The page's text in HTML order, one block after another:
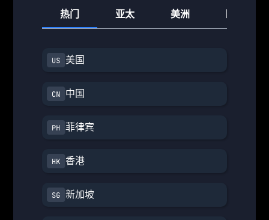
热门 亚太 美洲 欧洲
美国
中国
菲律宾
香港
新加坡